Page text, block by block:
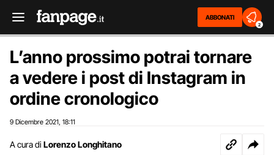
ABBONATI
2
L’anno prossimo potrai tornare
a vedere i post di Instagram in
ordine cronologico
9 Dicembre 2021 18:11
A cura di Lorenzo Longhitano